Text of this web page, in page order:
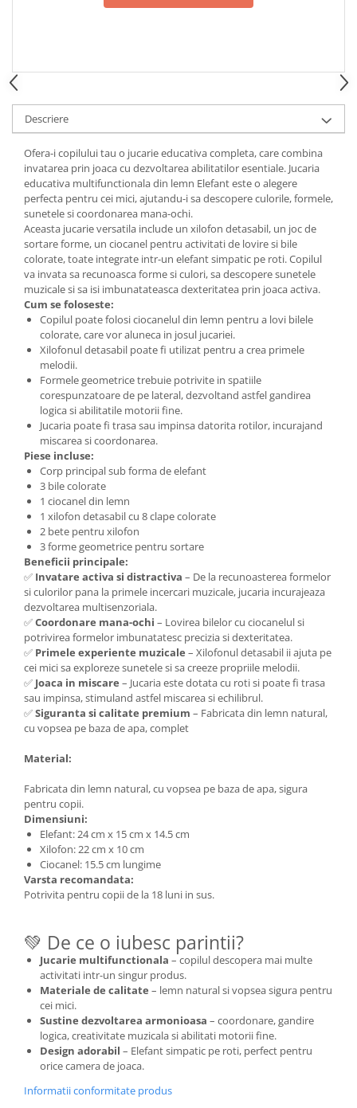
Descriere
Ofera-i copilului tau o jucarie educativa completa, care combina
invatarea prin joaca cu dezvoltarea abilitatilor esentiale. Jucaria
educativa multifunctionala din lemn Elefant este o alegere
perfecta pentru cei mici, ajutandu-i sa descopere culorile, formele,
sunetele si coordonarea mana-ochi.
Aceasta jucarie versatila include un xilofon detasabil, un joc de
sortare forme, un ciocanel pentru activitati de lovire si bile
colorate, toate integrate intr-un elefant simpatic pe roti. Copilul
va invata sa recunoasca forme si culori, sa descopere sunetele
muzicale si sa isi imbunatateasca dexteritatea prin joaca activa.
Cum se foloseste:
Copilul poate folosi ciocanelul din lemn pentru a lovi bilele
colorate, care vor aluneca in josul jucariei.
Xilofonul detasabil poate fi utilizat pentru a crea primele
melodii.
Formele geometrice trebuie potrivite in spatiile
corespunzatoare de pe lateral, dezvoltand astfel gandirea
logica si abilitatile motorii fine.
Jucaria poate fi trasa sau impinsa datorita rotilor, incurajand
miscarea si coordonarea.
Piese incluse:
Corp principal sub forma de elefant
3 bile colorate
1 ciocanel din lemn
1 xilofon detasabil cu 8 clape colorate
2 bete pentru xilofon
3 forme geometrice pentru sortare
Beneficii principale:
✅ Invatare activa si distractiva – De la recunoasterea formelor
si culorilor pana la primele incercari muzicale, jucaria incurajeaza
dezvoltarea multisenzoriala.
✅Coordonare mana-ochi – Lovirea bilelor cu ciocanelul si
potrivirea formelor imbunatatesc precizia si dexteritatea.
✅ Primele experiente muzicale – Xilofonul detasabil ii ajuta pe
cei mici sa exploreze sunetele si sa creeze propriile melodii.
✅ Joaca in miscare – Jucaria este dotata cu roti si poate fi trasa
sau impinsa, stimuland astfel miscarea si echilibrul.
✅Siguranta si calitate premium – Fabricata din lemn natural,
cu vopsea pe baza de apa, complet
Material:
Fabricata din lemn natural, cu vopsea pe baza de apa, sigura
pentru copii.
Dimensiuni:
Elefant: 24 cm x 15 cm x 14.5 cm
Xilofon: 22 cm x 10 cm
Ciocanel: 15.5 cm lungime
Varsta recomandata:
Potrivita pentru copii de la 18 luni in sus.
💚 De ce o iubesc parintii?
Jucarie multifunctionala – copilul descopera mai multe
activitati intr-un singur produs.
Materiale de calitate – lemn natural si vopsea sigura pentru
cei mici.
Sustine dezvoltarea armonioasa – coordonare, gandire
logica, creativitate muzicala si abilitati motorii fine.
Design adorabil – Elefant simpatic pe roti, perfect pentru
orice camera de joaca.
Informatii conformitate produs